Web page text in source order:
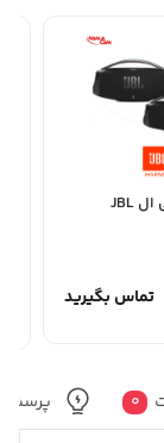
اسپیکر جی بی ال JBL
تماس بگیرید
0 پرسش